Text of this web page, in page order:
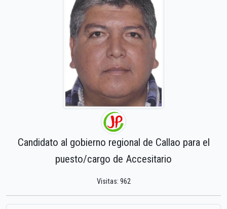
Candidato al gobierno regional de Callao para el
puesto/cargo de Accesitario
Visitas: 962